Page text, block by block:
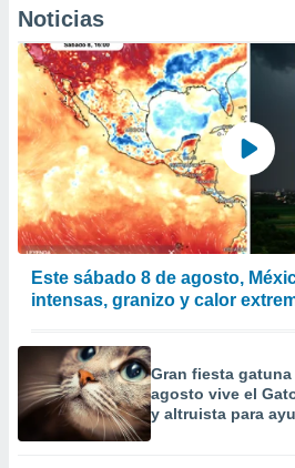
Noticias
Este sábado 8 de agosto,
intensas, granizo y calor
Gran fiesta gatuna
agosto vive el
y altruista para